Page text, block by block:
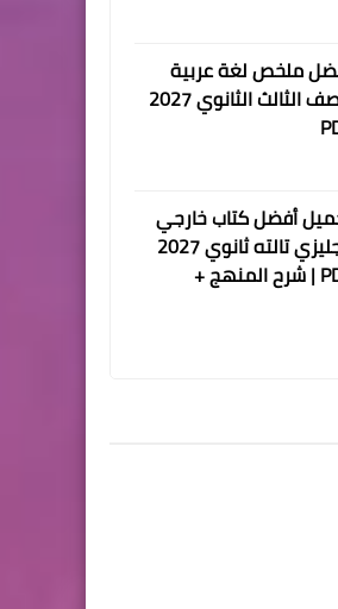
ملخص لغة عربية
للصف الثالث الثانوي 2027
أفضل كتاب خارجي
إنجليزي تالته ثانوي 2027
PDF | شرح المنهج +